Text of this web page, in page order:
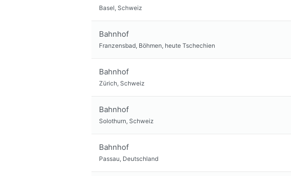
Basel, Schweiz
Bahnhof
Franzensbad, Böhmen, heute Tschechien
Bahnhof
Zürich, Schweiz
Bahnhof
Solothurn, Schweiz
Bahnhof
Passau, Deutschland